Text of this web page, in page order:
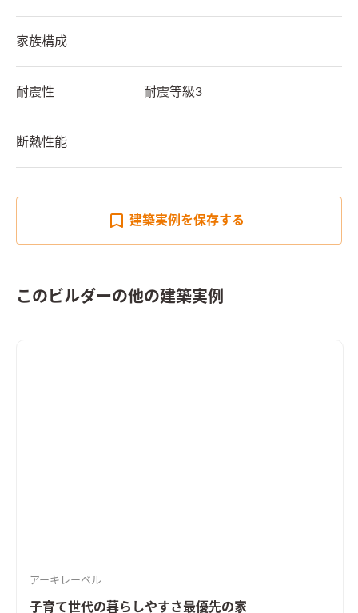
家族構成
耐震性 耐震等級3
断熱性能
建築実例を保存する
このビルダーの他の建築実例
アーキレーベル
子育て世代の暮らしやすさ最優先の家